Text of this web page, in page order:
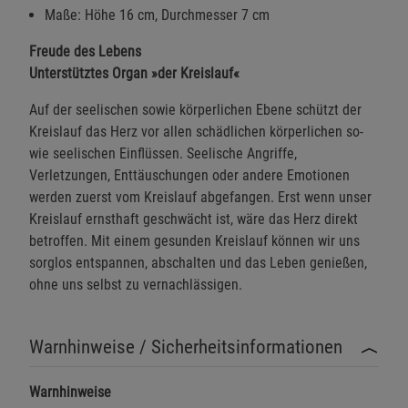
Maße: Höhe 16 cm, Durchmesser 7 cm
Freude des Lebens
Unterstütztes Organ »der Kreislauf«
Auf der seelischen sowie körperlichen Ebene schützt der
Kreislauf das Herz vor allen schädlichen körperlichen so-
wie seelischen Einflüssen. Seelische Angriffe,
Verletzungen, Enttäuschungen oder andere Emotionen
werden zuerst vom Kreislauf abgefangen. Erst wenn unser
Kreislauf ernsthaft geschwächt ist, wäre das Herz direkt
betroffen. Mit einem gesunden Kreislauf können wir uns
sorglos entspannen, abschalten und das Leben genießen,
ohne uns selbst zu vernachlässigen.
Warnhinweise / Sicherheitsinformationen
Warnhinweise